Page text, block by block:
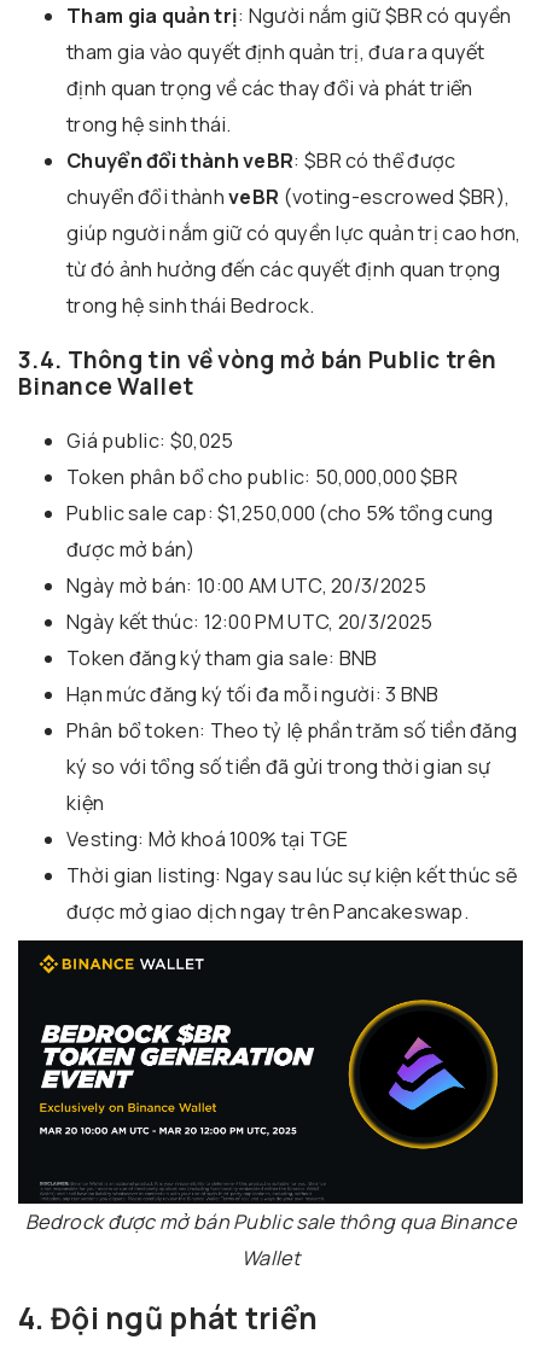
Tham gia quản trị: Người nắm giữ $BR có quyền
tham gia vào quyết định quản trị, đưa ra quyết
định quan trọng về các thay đổi và phát triển
trong hệ sinh thái.
Chuyển đổi thành veBR: $BR có thể được
chuyển đổi thànhveBR (voting-escrowed $BR),
giúp người nắm giữ có quyền lực quản trị cao hơn,
từ đó ảnh hưởng đến các quyết định quan trọng
trong hệ sinh thái Bedrock.
3.4. Thông tin về vòng mở bán Public trên
Binance Wallet
Giá public: $0,025
Token phân bổ cho public: 50,000,000 $BR
Public sale cap: $1,250,000 (cho 5% tổng cung
được mở bán)
Ngày mở bán: 10:00 AM UTC, 20/3/2025
Ngày kết thúc: 12:00 PM UTC, 20/3/2025
Token đăng ký tham gia sale: BNB
Hạn mức đăng ký tối đa mỗi người: 3 BNB
Phân bổ token: Theo tỷ lệ phần trăm số tiền đăng
ký so với tổng số tiền đã gửi trong thời gian sự
kiện
Vesting: Mở khoá 100% tại TGE
Thời gian listing: Ngay sau lúc sự kiện kết thúc sẽ
được mở giao dịch ngay trên Pancakeswap.
Bedrock được mở bán Public sale thông qua Binance
Wallet
4. Đội ngũ phát triển